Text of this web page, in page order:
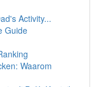
Activity...
Guide
Waarom